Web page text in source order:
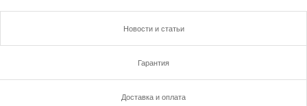
Новости и статьи
Гарантия
Доставка и оплата